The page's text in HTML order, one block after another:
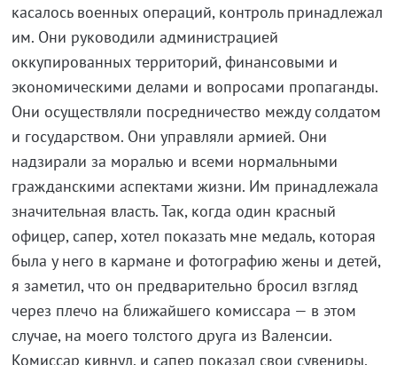
касалось военных операций, контроль принадлежал
им. Они руководили администрацией
оккупированных территорий, финансовыми и
экономическими делами и вопросами пропаганды.
Они осуществляли посредничество между солдатом
и государством. Они управляли армией. Они
надзирали за моралью и всеми нормальными
гражданскими аспектами жизни. Им принадлежала
значительная власть. Так, когда один красный
офицер, сапер, хотел показать мне медаль, которая
была у него в кармане и фотографию жены и детей,
я заметил, что он предварительно бросил взгляд
через плечо на ближайшего комиссара — в этом
случае, на моего толстого друга из Валенсии.
Комиссар кивнул, и сапер показал свои сувениры.